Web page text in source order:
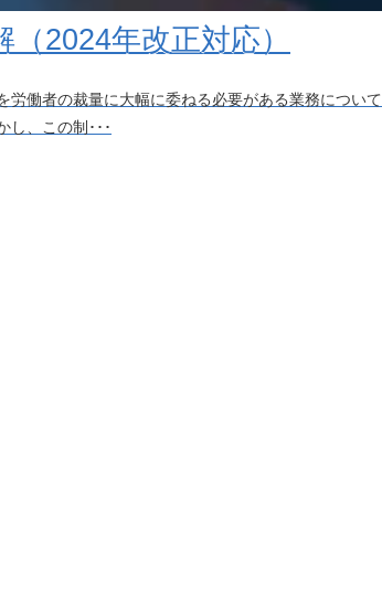
2024年改正対応）
働者の裁量に大幅に委ねる必要がある業務につい
し、この制･･･